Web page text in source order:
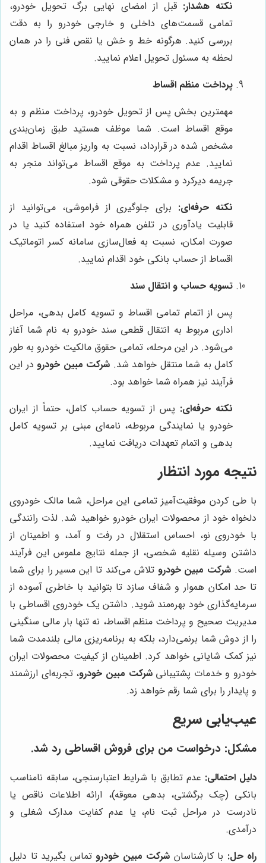
نکته هشدار: قبل از امضای نهایی برگ تحویل خودرو،
تمامی قسمت‌های داخلی و خارجی خودرو را به دقت
بررسی کنید. هرگونه خط و خش یا نقص فنی را در همان
لحظه به مسئول تحویل اعلام نمایید.
پرداخت منظم اقساط
مهمترین بخش پس از تحویل خودرو، پرداخت منظم و به
موقع اقساط است. شما موظف هستید طبق زمان‌بندی
مشخص شده در قرارداد، نسبت به واریز مبالغ اقساط اقدام
نمایید. عدم پرداخت به موقع اقساط می‌تواند منجر به
جریمه دیرکرد و مشکلات حقوقی شود.
نکته حرفه‌ای: برای جلوگیری از فراموشی، می‌توانید از
قابلیت یادآوری در تلفن همراه خود استفاده کنید یا در
صورت امکان، نسبت به فعال‌سازی سامانه کسر اتوماتیک
اقساط از حساب بانکی خود اقدام نمایید.
تسویه حساب و انتقال سند
پس از اتمام تمامی اقساط و تسویه کامل بدهی، مراحل
اداری مربوط به انتقال قطعی سند خودرو به نام شما آغاز
می‌شود. در این مرحله، تمامی حقوق مالکیت خودرو به طور
کامل به شما منتقل خواهد شد. شرکت مبین خودرو در این
فرآیند نیز همراه شما خواهد بود.
نکته حرفه‌ای: پس از تسویه حساب کامل، حتماً از ایران
خودرو یا نمایندگی مربوطه، نامه‌ای مبنی بر تسویه کامل
بدهی و اتمام تعهدات دریافت نمایید.
نتیجه مورد انتظار
با طی کردن موفقیت‌آمیز تمامی این مراحل، شما مالک خودروی
دلخواه خود از محصولات ایران خودرو خواهید شد. لذت رانندگی
با خودروی نو، احساس استقلال در رفت و آمد، و اطمینان از
داشتن وسیله نقلیه شخصی، از جمله نتایج ملموس این فرآیند
است. شرکت مبین خودرو تلاش می‌کند تا این مسیر را برای شما
تا حد امکان هموار و شفاف سازد تا بتوانید با خاطری آسوده از
سرمایه‌گذاری خود بهره‌مند شوید. داشتن یک خودروی اقساطی با
مدیریت صحیح و پرداخت منظم اقساط، نه تنها بار مالی سنگینی
را از دوش شما برنمی‌دارد، بلکه به برنامه‌ریزی مالی بلندمدت شما
نیز کمک شایانی خواهد کرد. اطمینان از کیفیت محصولات ایران
خودرو و خدمات پشتیبانیشرکت مبین خودرو، تجربه‌ای ارزشمند
و پایدار را برای شما رقم خواهد زد.
عیب‌یابی سریع
مشکل: درخواست من برای فروش اقساطی رد شد.
دلیل احتمالی: عدم تطابق با شرایط اعتبارسنجی، سابقه نامناسب
بانکی (چک برگشتی، بدهی معوقه)، ارائه اطلاعات ناقص یا
نادرست در مراحل ثبت نام، یا عدم کفایت مدارک شغلی و
درآمدی.
راه حل: با کارشناسان شرکت مبین خودرو تماس بگیرید تا دلیل